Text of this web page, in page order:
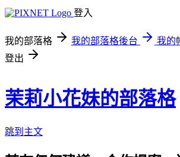
登入
我的部落格 我的部落格後台
我的
登出
茉莉小花妹的部落格
跳到主文